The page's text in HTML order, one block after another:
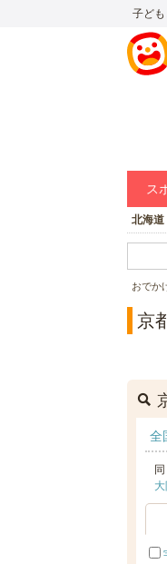
子ど
ス
北海道
おでか
京
全